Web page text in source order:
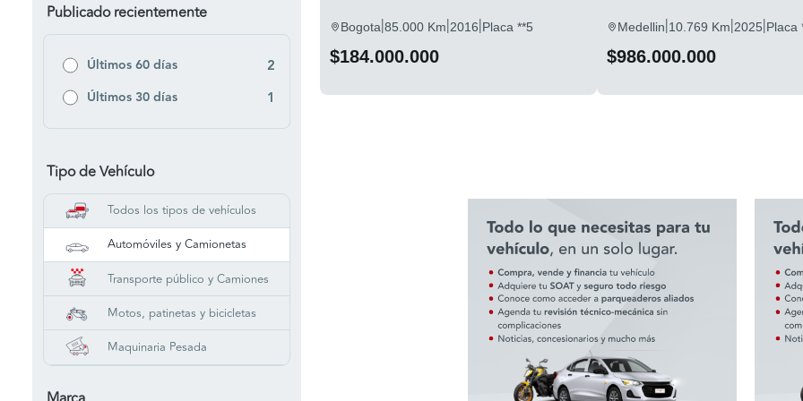
Publicado recientemente
Últimos 60 días 2
Últimos 30 días 1
Tipo de Vehículo
Todos los tipos de vehículos
Automóviles y Camionetas
Transporte público y Camiones
Motos, patinetas y bicicletas
Maquinaria Pesada
Bogota|85.000 Km|2016|Placa **5
$184.000.000
Medellin|10.769 Km|2025|Placa
$986.000.000